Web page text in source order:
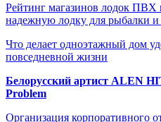
Рейтинг магазинов лодок ПВХ
надежную лодку для рыбалки и
Что делает одноэтажный дом
повседневной жизни
Белорусский артист ALEN
Problem
Организация корпоративного